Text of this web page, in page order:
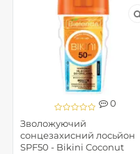
0
Зволожуючий
сонцезахисний лосьйон
SPF50 - Bikini Coconut